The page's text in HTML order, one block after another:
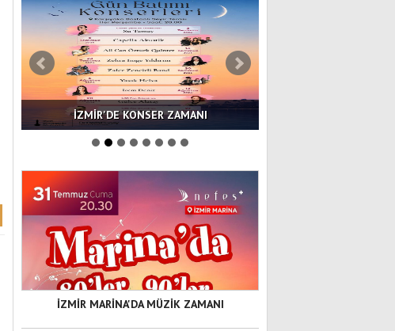
İZMİR'DE KONSER ZAMANI
İZMİR MARİNA'DA MÜZİK ZAMANI